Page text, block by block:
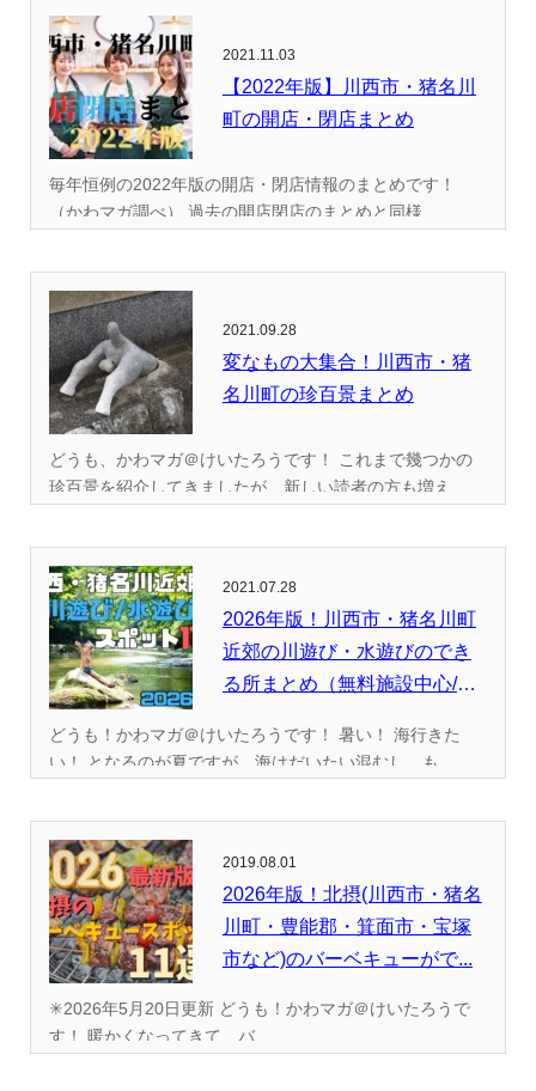
2021.11.03
【2022年版】川西市・猪名川
町の開店・閉店まとめ
毎年恒例の2022年版の開店・閉店情報のまとめです！
（かわマガ調べ） 過去の開店閉店のまとめと同様...
2021.09.28
変なもの大集合！川西市・猪
名川町の珍百景まとめ
どうも、かわマガ＠けいたろうです！ これまで幾つかの
珍百景を紹介してきましたが、新しい読者の方も増え...
2021.07.28
2026年版！川西市・猪名川町
近郊の川遊び・水遊びのでき
る所まとめ（無料施設中心/
どうも！かわマガ＠けいたろうです！ 暑い！ 海行きた
い！ となるのが夏ですが、海はだいたい混むし、も...
2019.08.01
2026年版！北摂(川西市・猪名
川町・豊能郡・箕面市・宝塚
市など)のバーベキューがで...
✳︎2026年5月20日更新 どうも！かわマガ＠けいたろうで
す！ 暖かくなってきて、バ...